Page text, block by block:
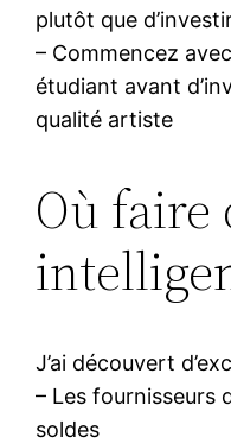
plutôt que
– Commencez
étudiant avant
qualité artiste
Où faire
J’ai découvert
– Les fournisseurs
soldes